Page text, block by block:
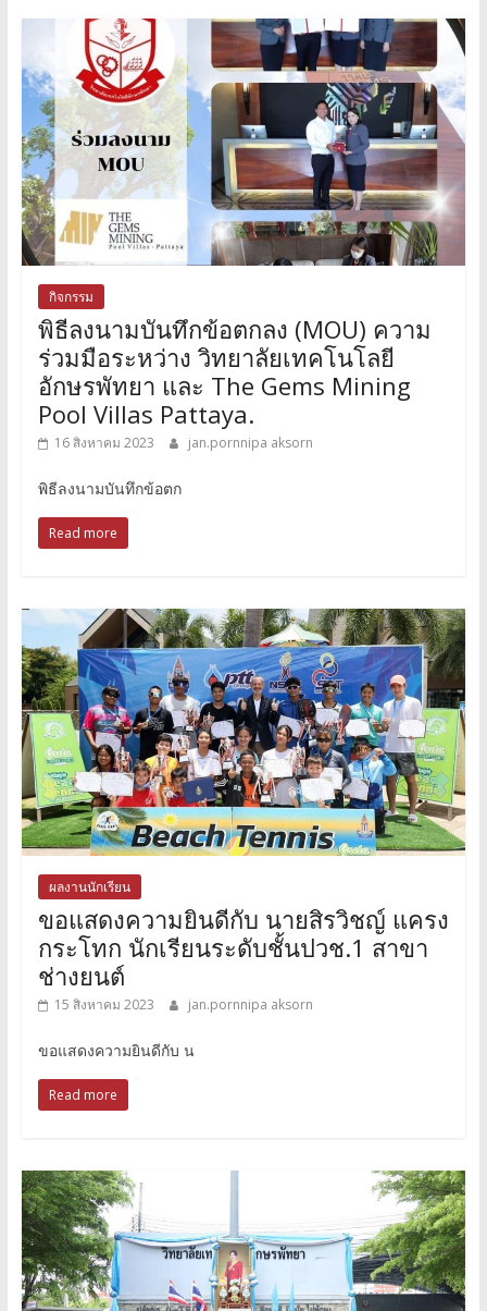
กิจกรรม
พิธีลงนามบันทึกข้อตกลง (MOU) ความ
ร่วมมือระหว่าง วิทยาลัยเทคโนโลยี
อักษรพัทยา และ The Gems Mining
Pool Villas Pattaya.
16 สิงหาคม 2023 jan.pornnipa aksorn
พิธีลงนามบันทึกข้อตก
Read more
ผลงานนักเรียน
ขอแสดงความยินดีกับ นายสิรวิชญ์ แครง
กระโทก นักเรียนระดับชั้นปวช.1 สาขา
ช่างยนต์
15 สิงหาคม 2023 jan.pornnipa aksorn
ขอแสดงความยินดีกับ น
Read more